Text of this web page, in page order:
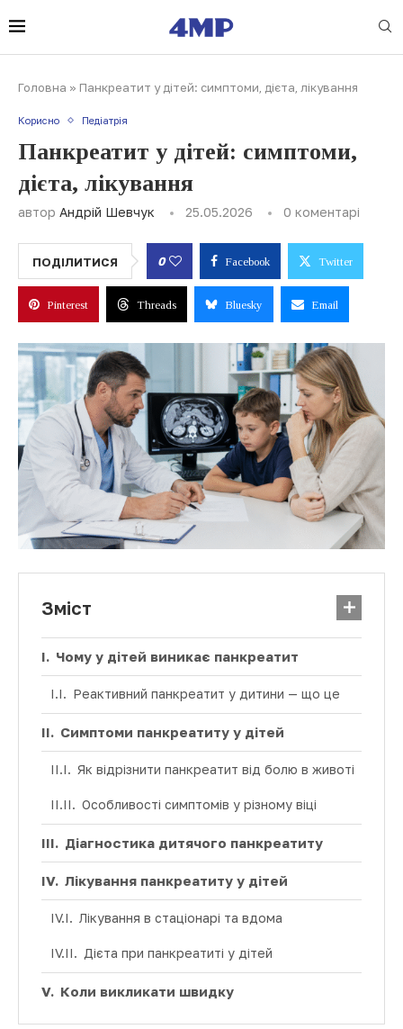
Головна » Панкреатит у дітей: симптоми, дієта, лікування
Корисно Педіатрія
Панкреатит у дітей: симптоми,
дієта, лікування
автор Андрій Шевчук 25.05.2026 0 коментарі
ПОДІЛИТИСЯ 0 Facebook Twitter
Pinterest Threads Bluesky Email
Зміст
Чому у дітей виникає панкреатит
Реактивний панкреатит у дитини — що це
Симптоми панкреатиту у дітей
Як відрізнити панкреатит від болю в животі
Особливості симптомів у різному віці
Діагностика дитячого панкреатиту
Лікування панкреатиту у дітей
Лікування в стаціонарі та вдома
Дієта при панкреатиті у дітей
Коли викликати швидку